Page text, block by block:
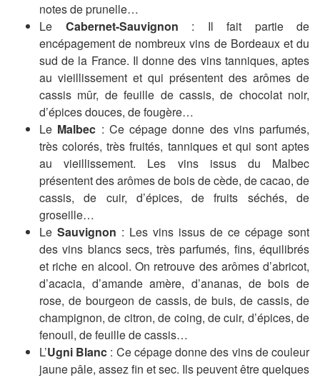
notes de prunelle…
Le Cabernet-Sauvignon : Il fait partie de
encépagement de nombreux vins de Bordeaux et du
sud de la France. Il donne des vins tanniques, aptes
au vieillissement et qui présentent des arômes de
cassis mûr, de feuille de cassis, de chocolat noir,
d’épices douces, de fougère…
Le Malbec : Ce cépage donne des vins parfumés,
très colorés, très fruités, tanniques et qui sont aptes
au vieillissement. Les vins issus du Malbec
présentent des arômes de bois de cède, de cacao, de
cassis, de cuir, d’épices, de fruits séchés, de
groseille…
Le Sauvignon : Les vins issus de ce cépage sont
des vins blancs secs, très parfumés, fins, équilibrés
et riche en alcool. On retrouve des arômes d’abricot,
d’acacia, d’amande amère, d’ananas, de bois de
rose, de bourgeon de cassis, de buis, de cassis, de
champignon, de citron, de coing, de cuir, d’épices, de
fenouil, de feuille de cassis…
L’Ugni Blanc : Ce cépage donne des vins de couleur
jaune pâle, assez fin et sec. Ils peuvent être quelques